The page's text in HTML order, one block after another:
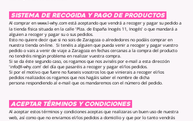
SISTEMA DE RECOGIDA Y PAGO DE PRODUCTOS
Al comprar en www.l-why.com está aceptando que vendrá a recoger y pagar su pedido a
la tienda física situada en la calle 'Plza. de España Inogés 11, Inogés' o que mandará a
alguien a recoger y pagar su o sus pedidos.
Esto no quiere decir que si no sois de Zaragoza o alrededores no podáis comprar en
nuestra tienda on-line. Si tenéis a alguien que pueda venir a recoger y pagar vuestro
pedido o vais a venir de viaje a Zaragoza en fechas cercanas a la compra del producto
no tendréis ningún problema en realizar vuestra compra.
Si se da éste segundo caso, os rogamos que nos aviséis por e-mail a esta dirección
'info@l-why.com' del día que pasaréis a recoger y pagar el/los pedidos.
Si por el motivo que fuere no fueseis vosotros los que vinierais a recoger el/los
pedidos realizados os rogamos que nos hagáis saber el nombre de dicha
persona respondiendo al e-mail que os mandaremos con el número del pedido.
ACEPTAR TÉRMINOS Y CONDICIONES
Al aceptar estos términos y condiciones aceptas que realizaras un buen uso de nuestra
web, así como que no enviamos el/los pedidos a domicilio y que por lo tanto vendrás